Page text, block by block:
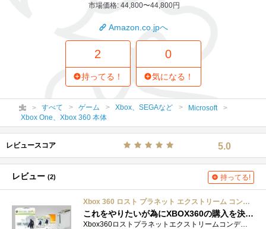
市場価格: 44,800〜44,800円
Amazon.co.jpへ
2
持ってる！
0
気になる！
すべて ゲーム Xbox、SEGAなど
Microsoft
Xbox One、Xbox 360 本体
レビュースコア 5.0
レビュー (2) 持ってる!
Xbox 360 ロスト プラネット エクストリーム コンディション オンラインパック
これをやりたいが為にXBOX360の購入を決意しました！
Xbox360ロストプラネットエクストリームコンディションオンラインパック限定5000台が販売されたモデルです。現在の争奪戦ほどではありませんが、...